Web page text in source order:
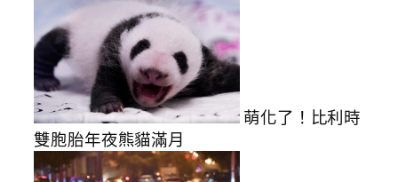
萌化了！比利時
雙胞胎年夜熊貓滿月